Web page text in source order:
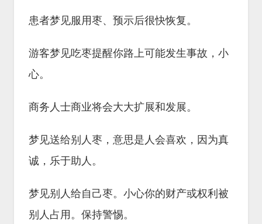
患者梦见服用枣、预示后很快恢复。
游客梦见吃枣提醒你路上可能发生事故，小
心。
商务人士商业将会大大扩展和发展。
梦见送给别人枣，意思是人会喜欢，因为真
诚，乐于助人。
梦见别人给自己枣。小心你的财产或权利被
别人占用。保持警惕。